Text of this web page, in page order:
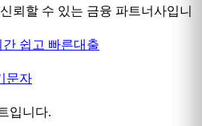
뢰할 수 있는 금융 파트너사입니
간 쉽고 빠른대출
문자
입니다.